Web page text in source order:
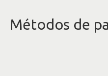
Métodos de